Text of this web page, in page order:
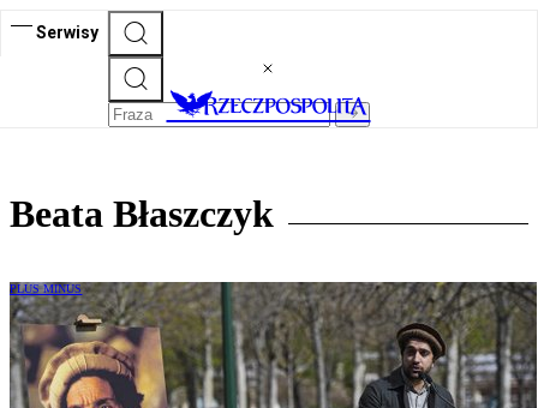
Serwisy
Beata Błaszczyk
PLUS MINUS
Syn Lwa Pandższiru: Talibowie to
brutalna mniejszość